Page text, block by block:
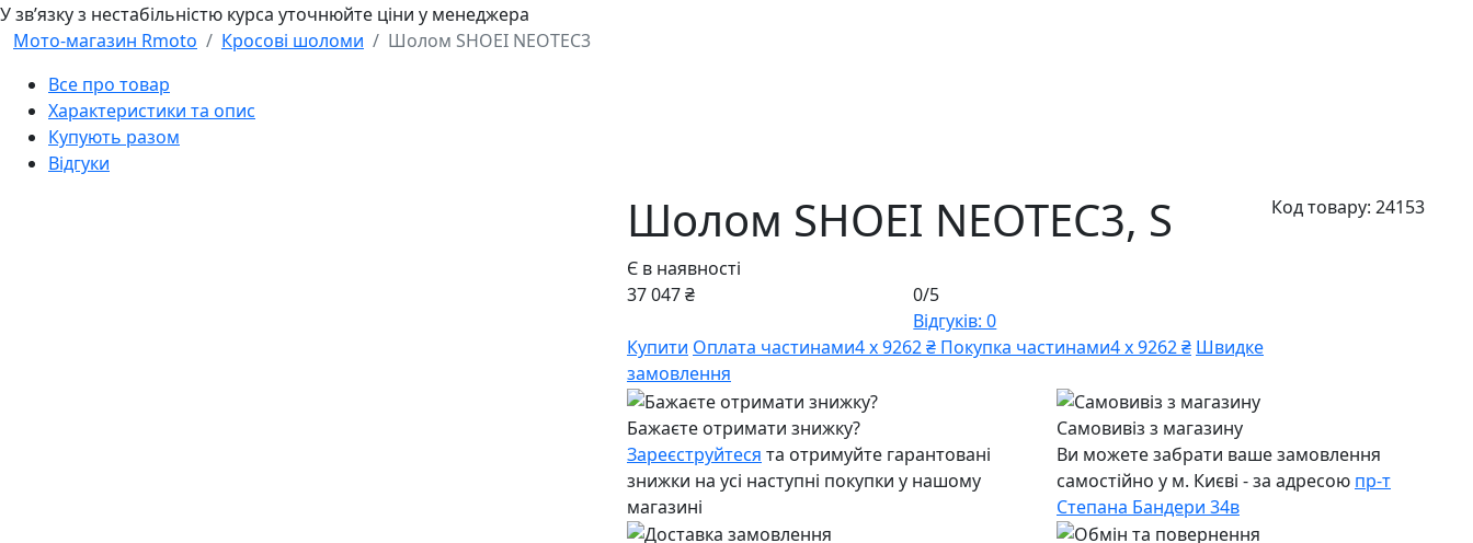
У звʼязку з нестабільністю курса уточнюйте ціни у менеджера
Мото-магазин Rmoto
Кросові шоломи
Шолом SHOEI NEOTEC3
Все про товар
Характеристики та опис
Купують разом
Відгуки
Шолом SHOEI NEOTEC3, S
Є в наявності
Код товару: 24153
37 047 ₴
0/5
Відгуків: 0
Купити Оплата частинами4 х 9262 ₴ Покупка частинами4 х 9262 ₴ Швидке
замовлення
Бажаєте отримати знижку?
Зареєструйтеся та отримуйте гарантовані
знижки на усі наступні покупки у нашому
магазині
Самовивіз з магазину
Ви можете забрати ваше замовлення
самостійно у м. Києві - за адресою пр-т
Степана Бандери 34в